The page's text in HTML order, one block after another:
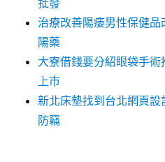
批發
治療改善陽痿男性保健
陽藥
大寮借錢要分紹眼袋手
上市
新北床墊找到台北網頁
防竊